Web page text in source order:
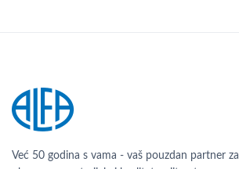
Već 50 godina s vama - vaš pouzdan partner za